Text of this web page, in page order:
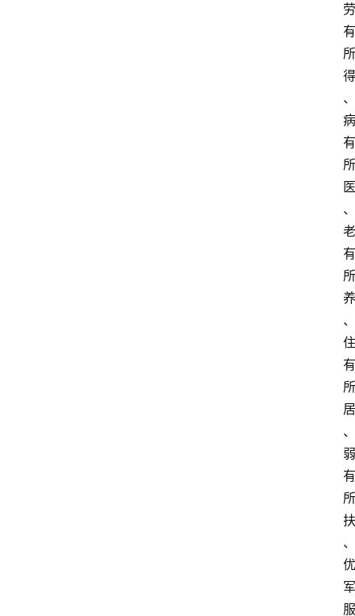
劳
有
所
得
、
病
有
所
医
、
老
有
所
养
、
住
有
所
居
、
弱
有
所
扶
、
优
军
服